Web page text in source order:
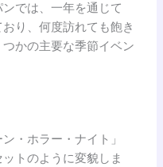
では、一年を通じて
り、何度訪れても飽き
かの主要な季節イベン
・ホラー・ナイト」
トのように変貌しま